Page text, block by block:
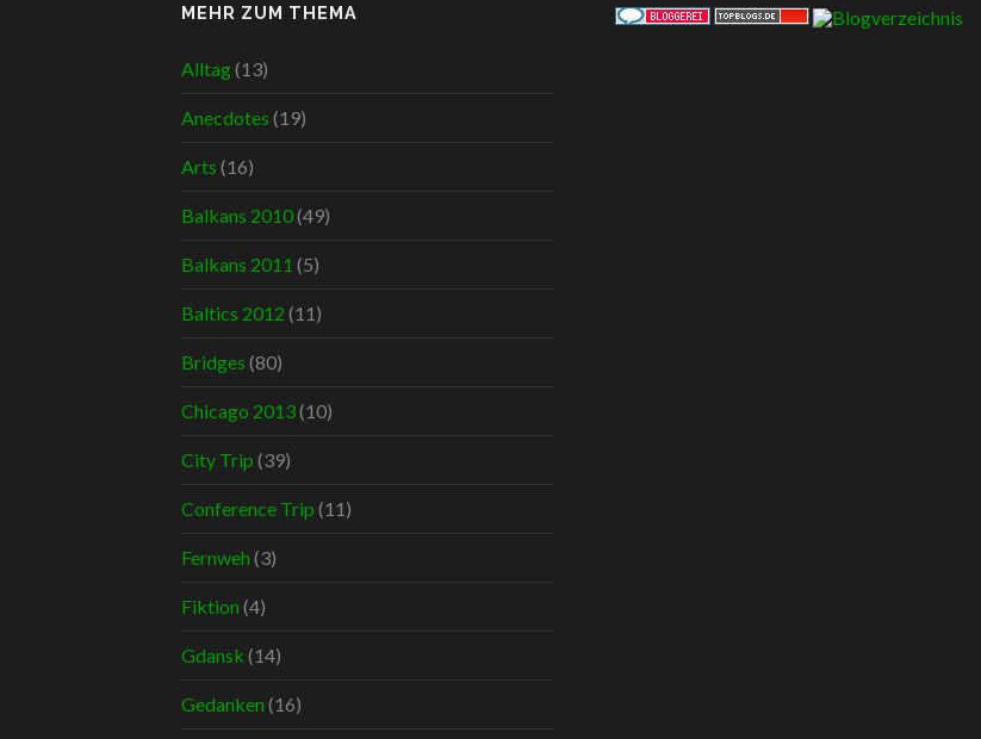
MEHR ZUM THEMA
Alltag(13)
Anecdotes (19)
Arts (16)
Balkans 2010(49)
Balkans 2011 (5)
Baltics 2012 (11)
Bridges (80)
Chicago 2013(10)
City Trip (39)
Conference Trip (11)
Fernweh (3)
Fiktion (4)
Gdansk (14)
Gedanken (16)